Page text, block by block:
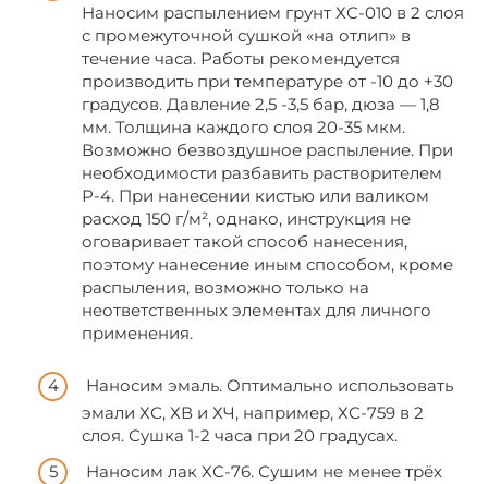
Наносим распылением грунт ХС-010 в 2 слоя
с промежуточной сушкой «на отлип» в
течение часа. Работы рекомендуется
производить при температуре от -10 до +30
градусов. Давление 2,5 -3,5 бар, дюза — 1,8
мм. Толщина каждого слоя 20-35 мкм.
Возможно безвоздушное распыление. При
необходимости разбавить растворителем
Р-4. При нанесении кистью или валиком
расход 150 г/м², однако, инструкция не
оговаривает такой способ нанесения,
поэтому нанесение иным способом, кроме
распыления, возможно только на
неответственных элементах для личного
применения.
Наносим эмаль. Оптимально использовать
эмали ХС, ХВ и ХЧ, например, ХС-759 в 2
слоя. Сушка 1-2 часа при 20 градусах.
Наносим лак ХС-76. Сушим не менее трёх